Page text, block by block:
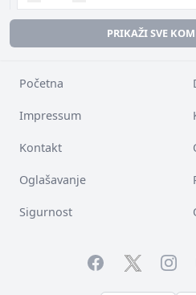
PRIKAŽI SVE
Početna
Impressum
Kontakt
Oglašavanje
Sigurnost
FacebookTwitter